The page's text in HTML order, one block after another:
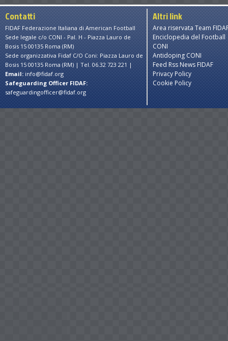
Contatti
FIDAF Federazione Italiana di American Football
Sede legale c/o CONI - Pal. H - Piazza Lauro de
Bosis 15 00135 Roma (RM)
Sede organizzativa Fidaf C/O Coni: Piazza Lauro de
Bosis 15 00135 Roma (RM) | Tel. 06.32 723 221 |
Email: info@fidaf.org
Safeguarding Officer FIDAF:
safeguardingofficer@fidaf.org
Altri link
Area riservata Team
Enciclopedia del Football
CONI
Antidoping CONI
Feed Rss News FIDAF
Privacy Policy
Cookie Policy